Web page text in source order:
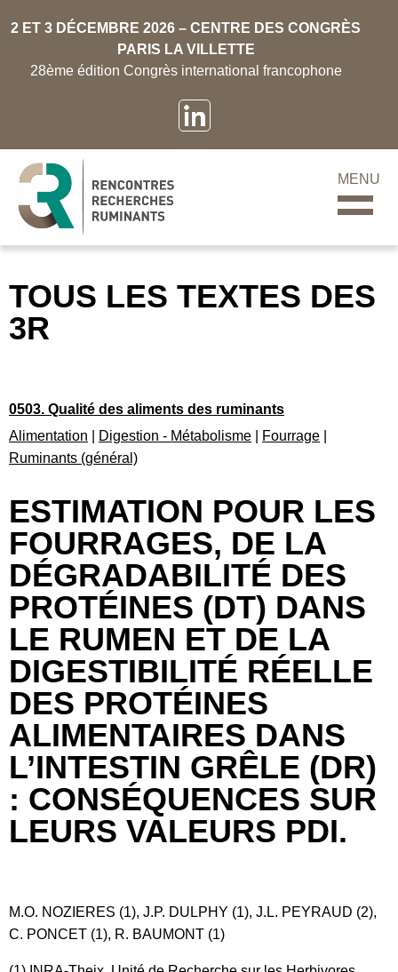
2 ET 3 DÉCEMBRE 2026 – CENTRE DES CONGRÈS
PARIS LA VILLETTE
28ème édition Congrès international francophone
MENU
TOUS LES TEXTES DES
3R
0503. Qualité des aliments des ruminants
Alimentation
Digestion - Métabolisme Fourrage
Ruminants (général)
ESTIMATION POUR LES
FOURRAGES, DE LA
DÉGRADABILITÉ DES
PROTÉINES (DT) DANS
LE RUMEN ET DE LA
DIGESTIBILITÉ RÉELLE
DES PROTÉINES
ALIMENTAIRES DANS
L’INTESTIN GRÊLE (DR)
: CONSÉQUENCES SUR
LEURS VALEURS PDI.
M.O. NOZIERES (1), J.P. DULPHY (1), J.L. PEYRAUD (2),
C. PONCET (1), R. BAUMONT (1)